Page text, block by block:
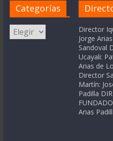
Categorías
Categorías
Director
Jorge Arias
Sandoval
Ucayali:
Arias de
Director
Martín:
Padilla
Arias